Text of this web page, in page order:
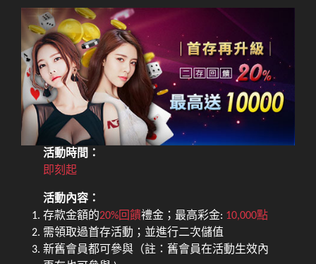
活動時間：
即刻起
活動內容：
存款金額的20%回饋禮金；最高彩金: 10,000點
需領取過首存活動；並進行二次儲值
新舊會員都可參與（註：舊會員在活動生效內